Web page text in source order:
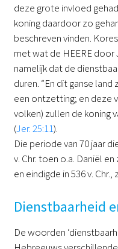
deze grote invloed
koning daardoor zo
beschreven vinden.
met wat de HEERE door
namelijk dat de
duren. “En dit ganse
een ontzetting; en deze
volken) zullen de koning
(Jer. 25:11).
Die periode van 70 jaar
v. Chr. toen o.a. Daniël
en eindigde in 536 v.
Dienstbaarheid
De woorden